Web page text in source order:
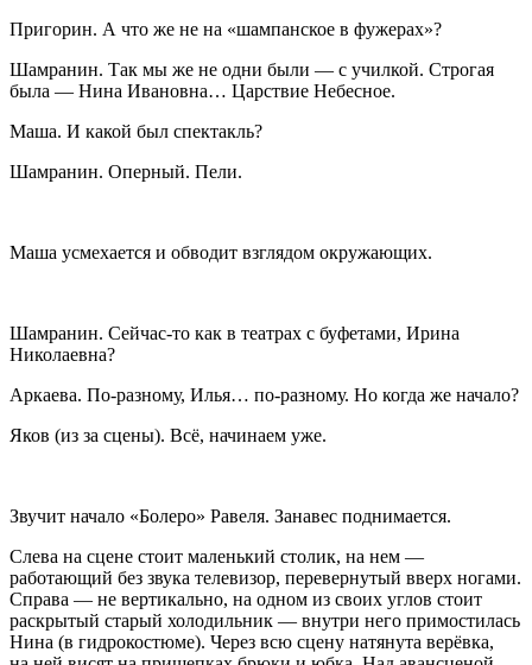
Пригорин. А что же не на «шампанское в фужерах»?
Шамранин. Так мы же не одни были — с училкой. Строгая
была — Нина Ивановна… Царствие Небесное.
Маша. И какой был спектакль?
Шамранин. Оперный. Пели.
Маша усмехается и обводит взглядом окружающих.
Шамранин. Сейчас-то как в театрах с буфетами, Ирина
Николаевна?
Аркаева. По-разному, Илья… по-разному. Но когда же начало?
Яков (из за сцены). Всё, начинаем уже.
Звучит начало «Болеро» Равеля. Занавес поднимается.
Слева на сцене стоит маленький столик, на нем —
работающий без звука телевизор, перевернутый вверх ногами.
Справа — не вертикально, на одном из своих углов стоит
раскрытый старый холодильник — внутри него примостилась
Нина (в гидрокостюме). Через всю сцену натянута верёвка,